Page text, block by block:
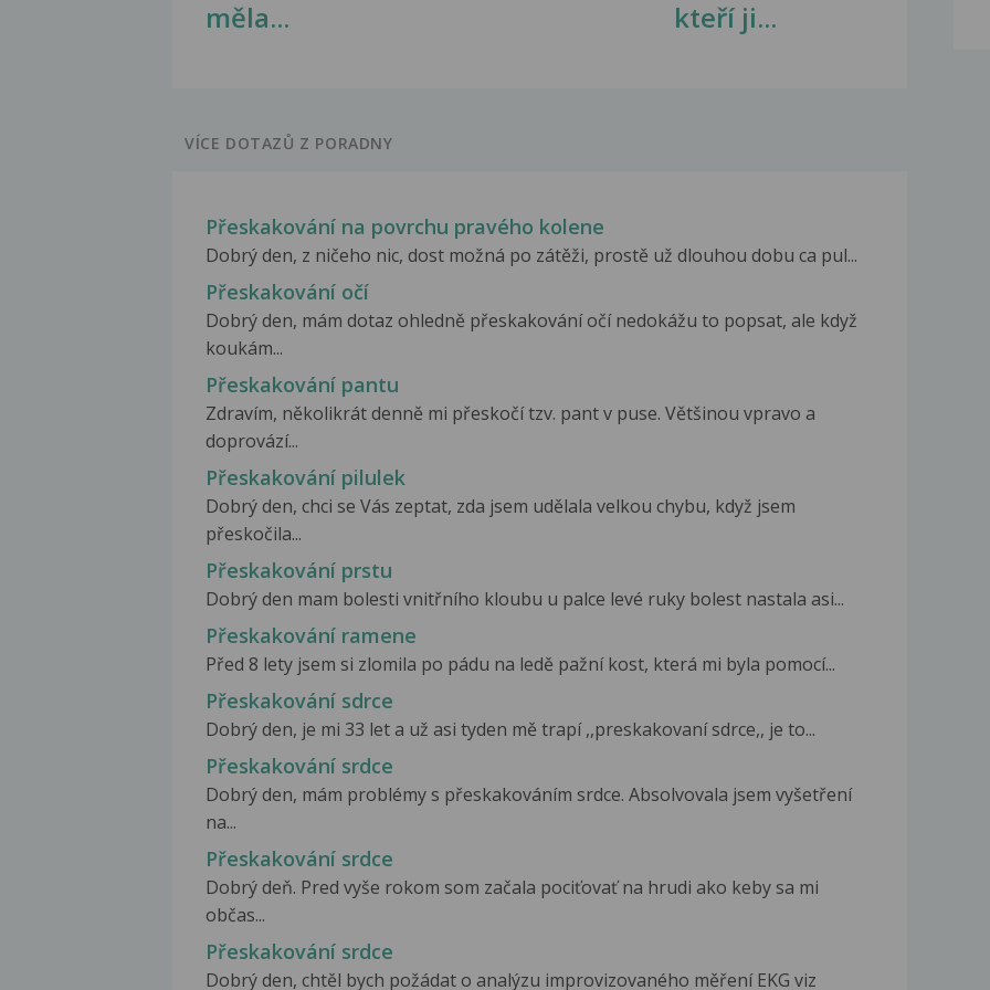
měla...
kteří ji...
VÍCE DOTAZŮ Z PORADNY
Přeskakování na povrchu pravého kolene
Dobrý den, z ničeho nic, dost možná po zátěži, prostě už dlouhou dobu ca pul...
Přeskakování očí
Dobrý den, mám dotaz ohledně přeskakování očí nedokážu to popsat, ale když
koukám...
Přeskakování pantu
Zdravím, několikrát denně mi přeskočí tzv. pant v puse. Většinou vpravo a
doprovází...
Přeskakování pilulek
Dobrý den, chci se Vás zeptat, zda jsem udělala velkou chybu, když jsem
přeskočila...
Přeskakování prstu
Dobrý den mam bolesti vnitřního kloubu u palce levé ruky bolest nastala asi...
Přeskakování ramene
Před 8 lety jsem si zlomila po pádu na ledě pažní kost, která mi byla pomocí...
Přeskakování sdrce
Dobrý den, je mi 33 let a už asi tyden mě trapí ,,preskakovaní sdrce,, je to...
Přeskakování srdce
Dobrý den, mám problémy s přeskakováním srdce. Absolvovala jsem vyšetření
na...
Přeskakování srdce
Dobrý deň. Pred vyše rokom som začala pociťovať na hrudi ako keby sa mi
občas...
Přeskakování srdce
Dobrý den, chtěl bych požádat o analýzu improvizovaného měření EKG viz